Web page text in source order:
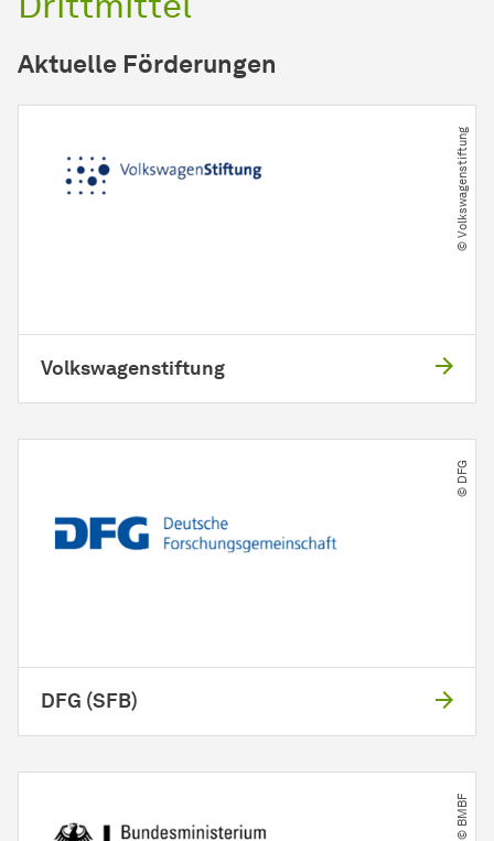
Aktuelle Förderungen
© Volkswagenstiftung
Volkswagenstiftung
© DFG
DFG (SFB)
© BMBF